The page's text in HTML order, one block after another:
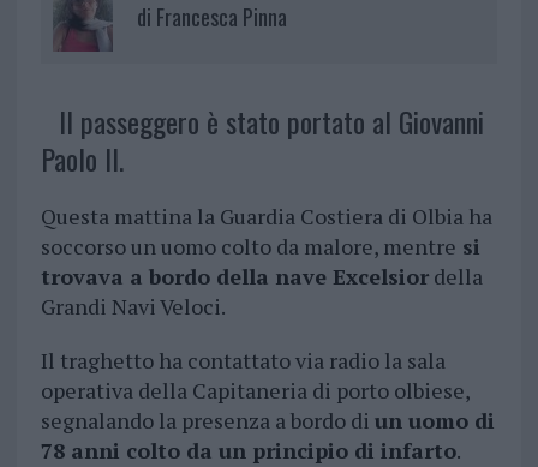
di Francesca Pinna
Il passeggero è stato portato al Giovanni
Paolo II.
Questa mattina la Guardia Costiera di Olbia ha
soccorso un uomo colto da malore, mentre si
trovava a bordo della nave Excelsiordella
Grandi Navi Veloci.
Il traghetto ha contattato via radio la sala
operativa della Capitaneria di porto olbiese,
segnalando la presenza a bordo di un uomo di
78 anni colto da un principio di infarto.